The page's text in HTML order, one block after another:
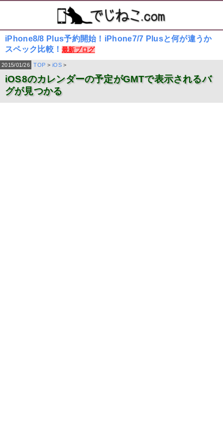
iPhone8/8 Plus予約開始！iPhone7/7 Plusと何が違うか
スペック比較！最新ブログ
2015/01/26 TOP > iOS >
iOS8のカレンダーの予定がGMTで表示されるバ
グが見つかる